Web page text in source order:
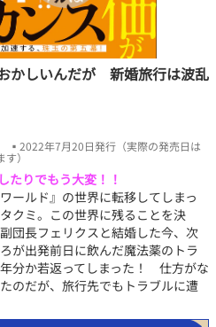
かしいんだが 新婚旅行は波乱
▪2022年7月20日発行（実際の発売日は
）
たりでもう大変！！
ールド』の世界に転移してしまっ
クミ。この世界に残ることを決
団長フェリクスと結婚した今、次
が出発前日に飲んだ魔法薬のトラ
分か若返ってしまった！ 仕方がな
のだが、旅行先でもトラブルに遭